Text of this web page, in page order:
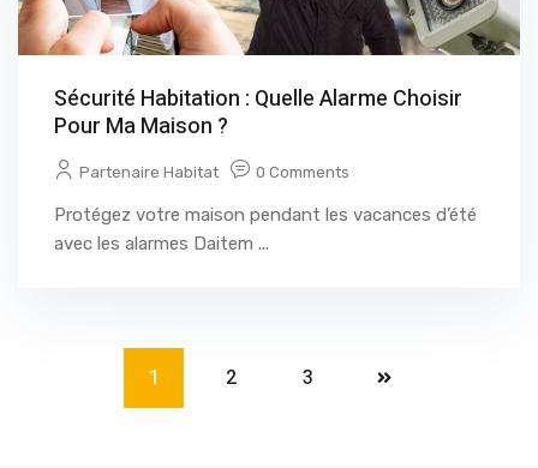
Sécurité Habitation : Quelle Alarme Choisir
Pour Ma Maison ?
Partenaire Habitat 0 Comments
Protégez votre maison pendant les vacances d’été
avec les alarmes Daitem ...
1 2 3